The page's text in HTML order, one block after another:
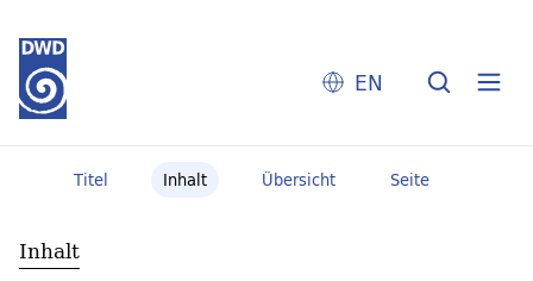
EN
Titel Inhalt Übersicht Seite
Inhalt